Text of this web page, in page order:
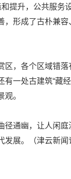
提升，公共服务
，形成了古朴兼
区，各个区域错
一处古建筑“藏
。
径通幽，让人闲
展。（津云新闻